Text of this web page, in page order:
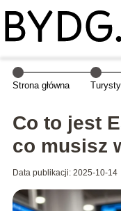
Strona główna
Co to jest
co musisz
Data publikacji: 2025-10-14